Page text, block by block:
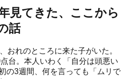
見てきた、ここから
話
おれのところに来た子がいた。
台。本人いわく「自分は頭悪い
の3週間、何を言っても「ムリで